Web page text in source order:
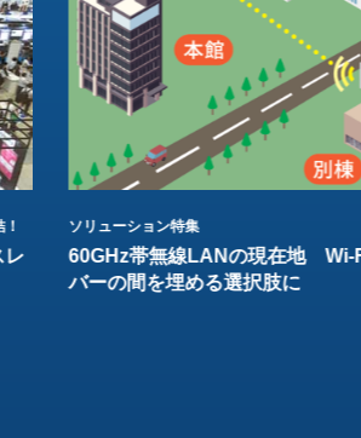
レ
ソリューション特集
60GHz帯無線LANの現在地 Wi-
バーの間を埋める選択肢に